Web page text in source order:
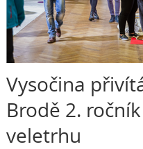
Vysočina
Brodě 2.
veletrhu